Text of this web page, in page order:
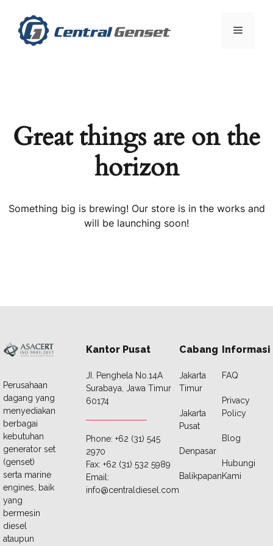
content
Menu
Great things are on the
horizon
Something big is brewing! Our store is in the works and
will be launching soon!
Perusahaan
dagang yang
menyediakan
berbagai
kebutuhan
generator set
(genset)
serta marine
engines, baik
yang
bermesin
diesel
ataupun
Kantor Pusat
JI. Penghela No.14A
Surabaya, Jawa Timur
60174
Phone: +62 (31) 545
2970
Fax: +62 (31) 532 5989
Email:
info@centraldiesel.com
Cabang
Jakarta
Timur
Jakarta
Pusat
Denpasar
Balikpapan
Informasi
FAQ
Privacy
Policy
Blog
Hubungi
Kami